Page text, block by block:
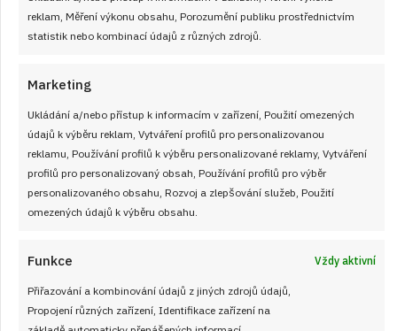
reklam, Měření výkonu obsahu, Porozumění publiku prostřednictvím
statistik nebo kombinací údajů z různých zdrojů.
Marketing
Ukládání a/nebo přístup k informacím v zařízení, Použití omezených
údajů k výběru reklam, Vytváření profilů pro personalizovanou
reklamu, Používání profilů k výběru personalizované reklamy, Vytváření
profilů pro personalizovaný obsah, Používání profilů pro výběr
personalizovaného obsahu, Rozvoj a zlepšování služeb, Použití
omezených údajů k výběru obsahu.
Funkce Vždy aktivní
Přiřazování a kombinování údajů z jiných zdrojů údajů,
Propojení různých zařízení, Identifikace zařízení na
na podzimní odpoledne strávené u pečení. Ideální ke kávě a
pro každou návštěvu!
ČÍST RECEPT